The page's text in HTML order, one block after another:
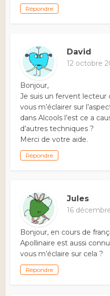
Répondre
David
12 octobre
Bonjour,
Je suis un fervent lecteur
vous m’éclairer sur
dans Alcools l’est ce a
d’autres techniques ?
Merci de votre aide.
Répondre
Jules
16
Bonjour, en cours de
Apollinaire est aussi
vous m’éclaire sur cela ?
Répondre